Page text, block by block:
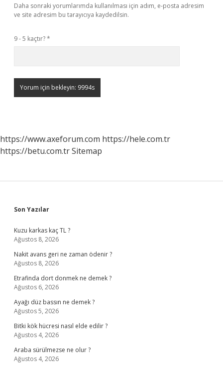
Daha sonraki yorumlarımda kullanılması için adım, e-posta adresim
ve site adresim bu tarayıcıya kaydedilsin.
9 - 5 kaçtır?*
https://www.axeforum.com https://hele.com.tr
https://betu.com.trSitemap
Sidebar
Son Yazılar
Kuzu karkas kaç TL ?
Ağustos 8, 2026
Nakit avans geri ne zaman ödenir ?
Ağustos 8, 2026
Etrafinda dort donmek ne demek ?
Ağustos 6, 2026
Ayağı düz bassın ne demek ?
Ağustos 5, 2026
Bitki kök hücresi nasıl elde edilir ?
Ağustos 4, 2026
Araba sürülmezse ne olur ?
Ağustos 4, 2026